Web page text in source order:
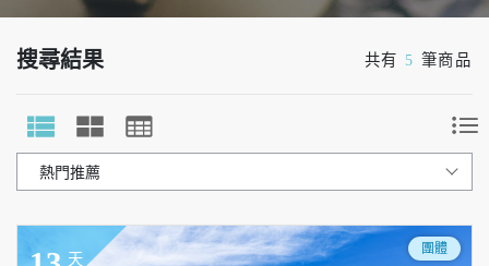
搜尋結果 共有 5 筆商品
天
團體